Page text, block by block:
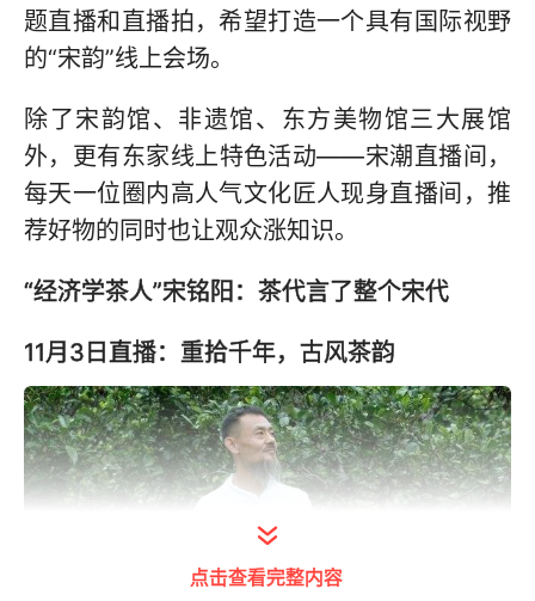
题直播和直播拍，希望打造一个具有国际视野
的“宋韵”线上会场。
除了宋韵馆、非遗馆、东方美物馆三大展馆
外，更有东家线上特色活动——宋潮直播间，
每天一位圈内高人气文化匠人现身直播间，推
荐好物的同时也让观众涨知识。
“经济学茶人”宋铭阳：茶代言了整个宋代
11月3日直播：重拾千年，古风茶韵
点击查看完整内容